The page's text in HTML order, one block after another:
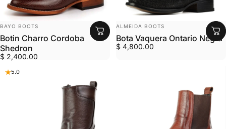
MARCA:
BAYO BOOTS
Botin Charro Cordoba
Shedron
$ 2,400.00
MARCA:
ALMEIDA BOOTS
Bota Vaquera Ontario Negra
$ 4,800.00
5.0